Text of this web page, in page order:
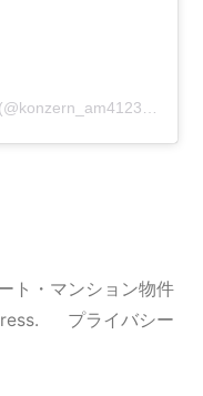
ト・マンション物件
プライバシー